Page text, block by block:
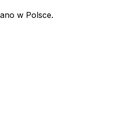
w Polsce.